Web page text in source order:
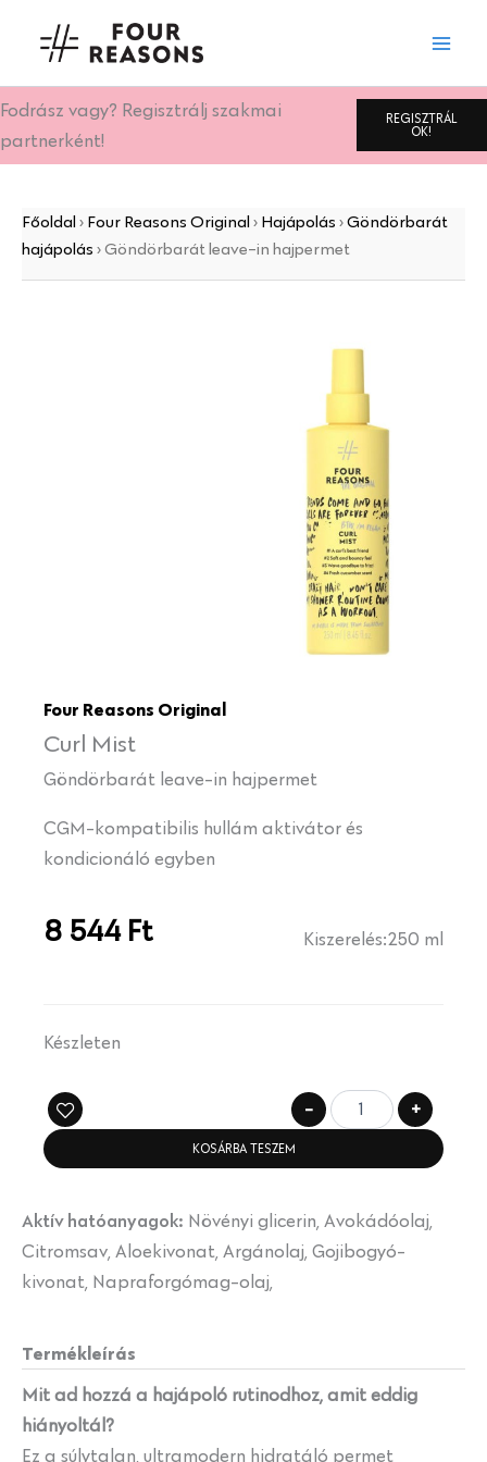
Fodrász vagy? Regisztrálj szakmai
partnerként!
REGISZTRÁL
OK!
Főoldal › Four Reasons Original › Hajápolás ›Göndörbarát
hajápolás ›Göndörbarát leave-in hajpermet
Four Reasons Original
Curl Mist
Göndörbarát leave-in hajpermet
CGM-kompatibilis hullám aktivátor és
kondicionáló egyben
8 544 Ft Kiszerelés:250 ml
Készleten
-
mennyiség
+
KOSÁRBA TESZEM
Aktív hatóanyagok: Növényi glicerin, Avokádóolaj,
Citromsav, Aloekivonat, Argánolaj, Gojibogyó-
kivonat, Napraforgómag-olaj,
Termékleírás
Mit ad hozzá a hajápoló rutinodhoz, amit eddig
hiányoltál?
Ez a súlytalan, ultramodern hidratáló permet